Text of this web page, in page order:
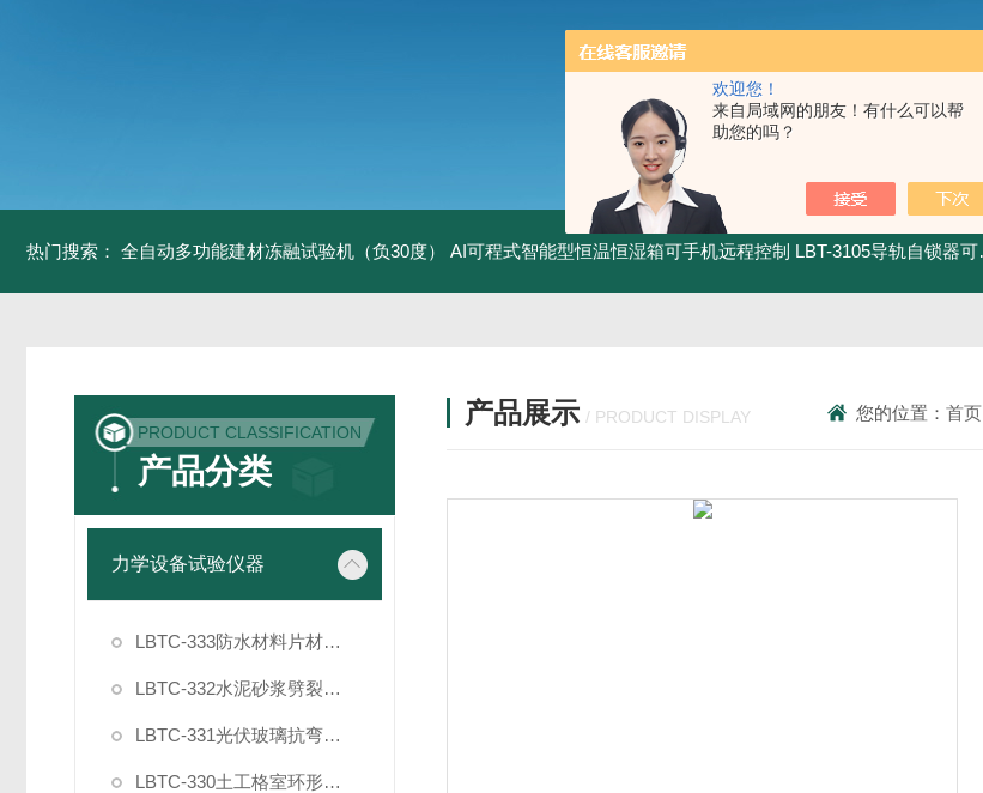
欢迎您！
来自局域网的朋友！有什么可以帮
助您的吗？
热门搜索： 全自动多功能建材冻融试验机（负30度） AI可程式智能型恒温恒湿箱可手机远程控制 LBT-3105导轨自锁器可靠性锁止性能试验机
PRODUCT CLASSIFICATION
产品分类
力学设备试验仪器
LBTC-333防水材料片材复合强度拉伸粘结夹具
LBTC-332水泥砂浆劈裂抗拉强度试验夹具
LBTC-331光伏玻璃抗弯曲试验夹具
LBTC-330土工格室环形插件节点剥离力夹具
产品展示 / PRODUCT DISPLAY 您的位置：首页